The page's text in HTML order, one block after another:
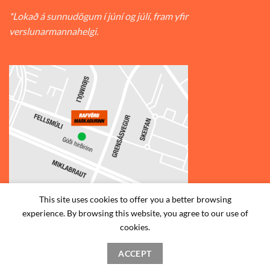
*Lokað á sunnudögum í júní og júlí, fram yfir
verslunarmannahelgi.
© 2026Rafvörumarkaðurinn v/Fellsmúla | Síðumúla 34, 108
Reykjavík | S: 585-2888 |
HAFA SAMBAND
This site uses cookies to offer you a better browsing
experience. By browsing this website, you agree to our use of
cookies.
ACCEPT